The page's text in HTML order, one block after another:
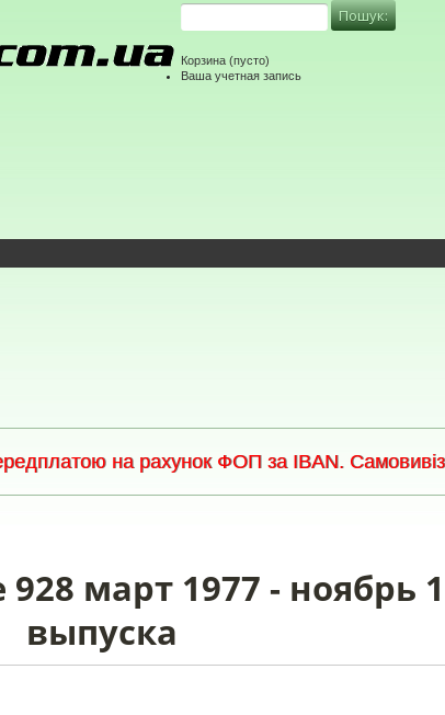
Корзина (пусто)
Ваша учетная запись
на рахунок ФОП за IBAN. Самовивіз
март 1977 - ноябрь
выпуска